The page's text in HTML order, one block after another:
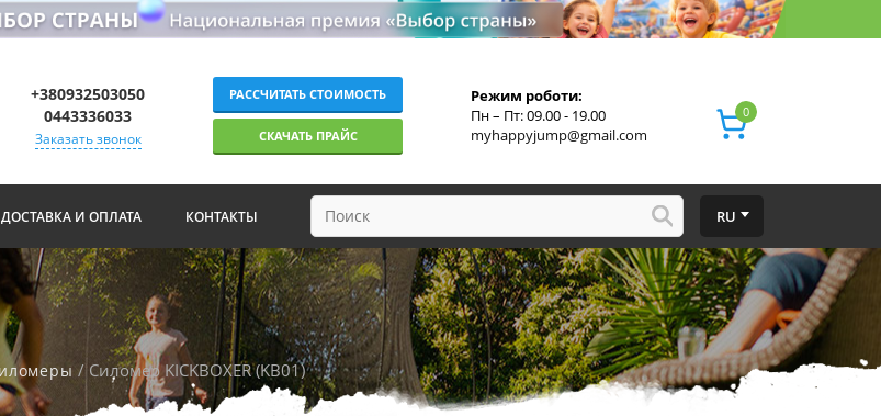
+380932503050
0443336033
Заказать звонок
РАССЧИТАТЬ СТОИМОСТЬ
СКАЧАТЬ ПРАЙС
Режим роботи:
Пн – Пт: 09.00 - 19.00
myhappyjump@gmail.com
0
ДОСТАВКА И ОПЛАТА КОНТАКТЫ RU
/ Силомер KICKBOXER (KB01)